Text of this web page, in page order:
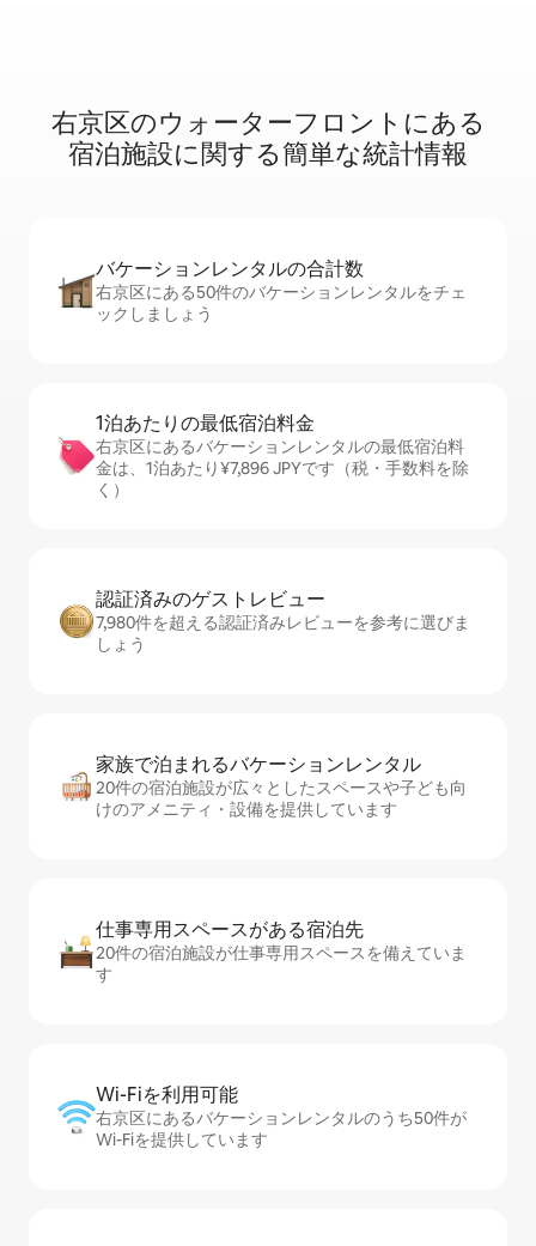
右京区のウ⁠ォ⁠ー⁠タ⁠ー⁠フ⁠ロ⁠ン⁠ト⁠に⁠あ⁠る
宿⁠泊⁠施⁠設⁠に関⁠す⁠る簡⁠単⁠な統⁠計⁠情⁠報
バケーションレ⁠ン⁠タ⁠ル⁠の合⁠計⁠数
右京区にある50件のバケーションレンタルをチェ
ックしましょう
1泊あたりの最⁠低⁠宿⁠泊⁠料⁠金
右京区にあるバケーションレンタルの最低宿泊料
金は、1泊あたり¥7,896 JPYです（税・手数料を除
く）
認証済みのゲ⁠ス⁠ト⁠レ⁠ビ⁠ュ⁠ー
7,980件を超える認証済みレビューを参考に選びま
しょう
家族で泊まれるバ⁠ケ⁠ー⁠シ⁠ョ⁠ンレ⁠ン⁠タ⁠ル
20件の宿泊施設が広々としたスペースや子ども向
けのアメニティ・設備を提供しています
仕事専用ス⁠ペ⁠ー⁠スがあ⁠る宿⁠泊⁠先
20件の宿泊施設が仕事専用スペースを備えていま
す
Wi-Fiを利⁠用⁠可⁠能
右京区にあるバケーションレンタルのうち50件が
Wi-Fiを提供しています